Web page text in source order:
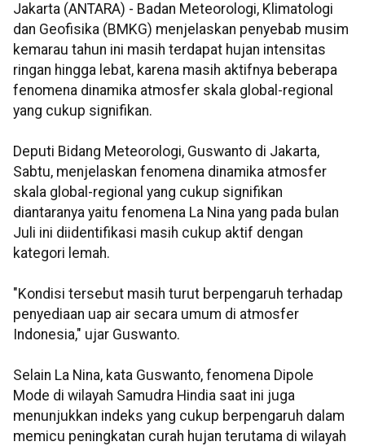
Jakarta (ANTARA) - Badan Meteorologi, Klimatologi
dan Geofisika (BMKG) menjelaskan penyebab musim
kemarau tahun ini masih terdapat hujan intensitas
ringan hingga lebat, karena masih aktifnya beberapa
fenomena dinamika atmosfer skala global-regional
yang cukup signifikan.
Deputi Bidang Meteorologi, Guswanto di Jakarta,
Sabtu, menjelaskan fenomena dinamika atmosfer
skala global-regional yang cukup signifikan
diantaranya yaitu fenomena La Nina yang pada bulan
Juli ini diidentifikasi masih cukup aktif dengan
kategori lemah.
"Kondisi tersebut masih turut berpengaruh terhadap
penyediaan uap air secara umum di atmosfer
Indonesia," ujar Guswanto.
Selain La Nina, kata Guswanto, fenomena Dipole
Mode di wilayah Samudra Hindia saat ini juga
menunjukkan indeks yang cukup berpengaruh dalam
memicu peningkatan curah hujan terutama di wilayah